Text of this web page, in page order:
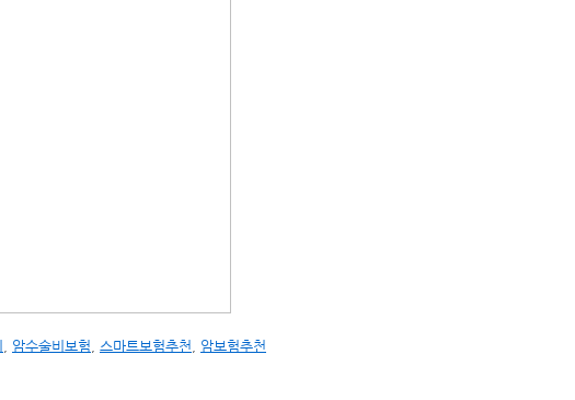
암수술비보험 스마트보험추천 암보험추천